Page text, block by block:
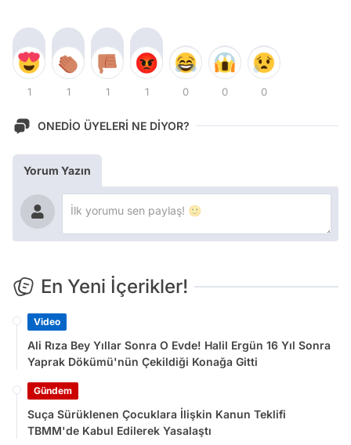
1 1 1 1 0 0 0
ONEDİO ÜYELERİ NE DİYOR?
Yorum Yazın
En Yeni İçerikler!
Video
Ali Rıza Bey Yıllar Sonra O Evde! Halil Ergün 16 Yıl Sonra
Yaprak Dökümü'nün Çekildiği Konağa Gitti
Gündem
Suça Sürüklenen Çocuklara İlişkin Kanun Teklifi
TBMM'de Kabul Edilerek Yasalaştı